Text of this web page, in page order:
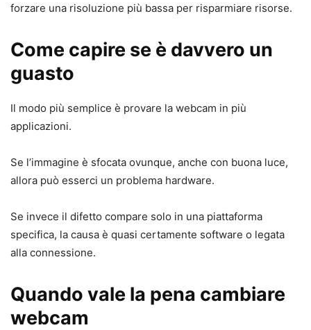
forzare una risoluzione più bassa per risparmiare risorse.
Come capire se è davvero un
guasto
Il modo più semplice è provare la webcam in più
applicazioni.
Se l’immagine è sfocata ovunque, anche con buona luce,
allora può esserci un problema hardware.
Se invece il difetto compare solo in una piattaforma
specifica, la causa è quasi certamente software o legata
alla connessione.
Quando vale la pena cambiare
webcam